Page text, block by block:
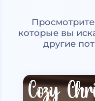
которые вы
другие